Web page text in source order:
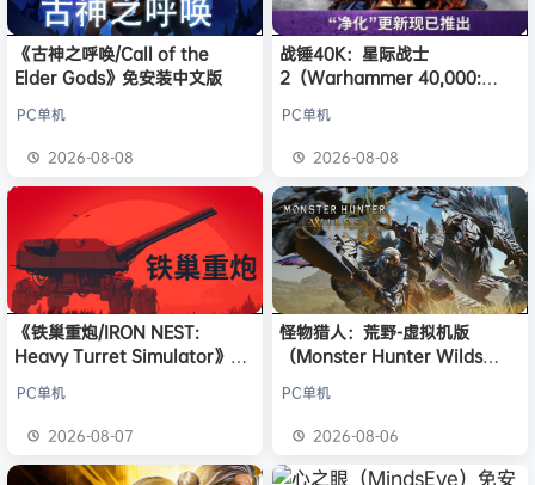
《古神之呼唤/Call of the
Elder Gods》免安装中文版
PC单机
2026-08-08
战锤40K：星际战士
2（Warhammer 40,000:
版
PC单机
2026-08-08
《铁巢重炮/IRON NEST:
Heavy Turret Simulator》免
PC单机
2026-08-07
怪物猎人：荒野-虚拟机版
（Monster Hunter Wilds
PC单机
2026-08-06